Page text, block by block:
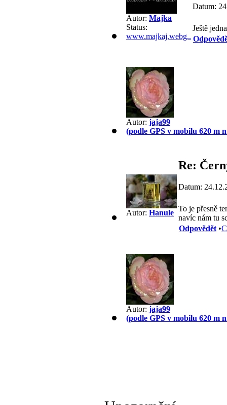
Autor: Majka
Status:
www.majkaj.webg..
Datum:
Ještě
Autor: jaja99
(podle GPS v mobilu 620 m
Autor: Hanule
Re:
Datum:
To je přesně
navíc nám tu
Odpovědět •
Autor: jaja99
(podle GPS v mobilu 620 m